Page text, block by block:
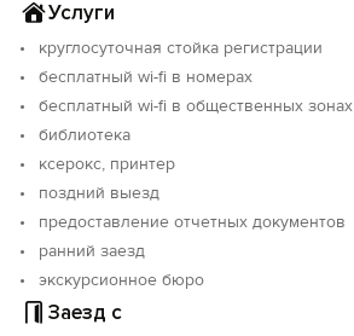
Услуги
круглосуточная стойка регистрации
бесплатный wi-fi в номерах
бесплатный wi-fi в общественных зонах
библиотека
ксерокс, принтер
поздний выезд
предоставление отчетных документов
ранний заезд
экскурсионное бюро
Заезд с